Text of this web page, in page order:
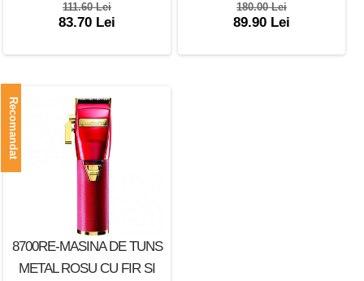
111.60 Lei
83.70 Lei
180.00 Lei
89.90 Lei
Recomandat
8700RE-MASINA DE TUNS
METAL ROSU CU FIR SI